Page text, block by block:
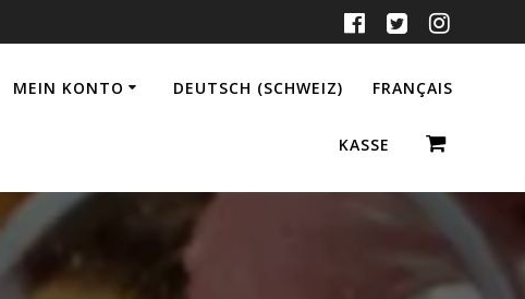
MEIN KONTO DEUTSCH (SCHWEIZ) FRANÇAIS
KASSE